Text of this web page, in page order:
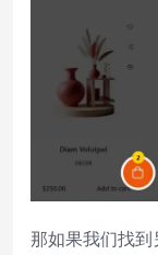
那如果我们找到